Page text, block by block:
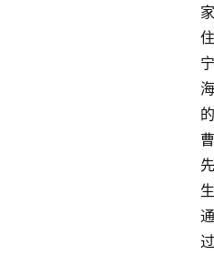
家
住
宁
海
的
曹
先
生
通
过